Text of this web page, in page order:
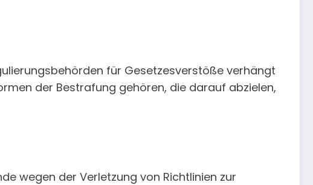
für Gesetzesverstöße verhängt
der Bestrafung gehören, die darauf abzielen,
wegen der Verletzung von Richtlinien zur